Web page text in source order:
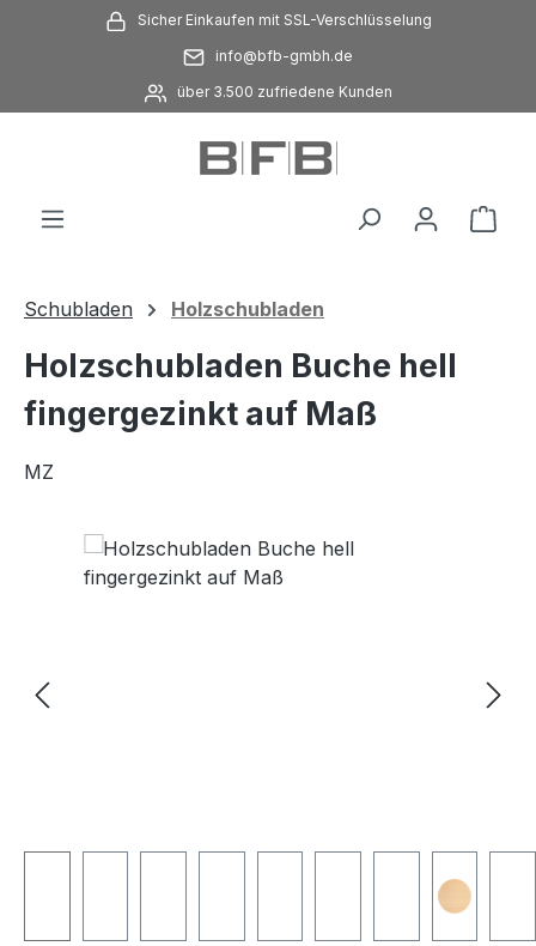
Zum Hauptinhalt springenSicher Einkaufen mit SSL-Verschlüsselung
info@bfb-gmbh.de
über 3.500 zufriedene Kunden
Schubladen Holzschubladen
Holzschubladen Buche hell
fingergezinkt auf Maß
MZ